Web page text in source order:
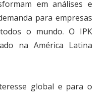
em análises e
para empresas
o mundo. O IPK
na América Latina
global e para o